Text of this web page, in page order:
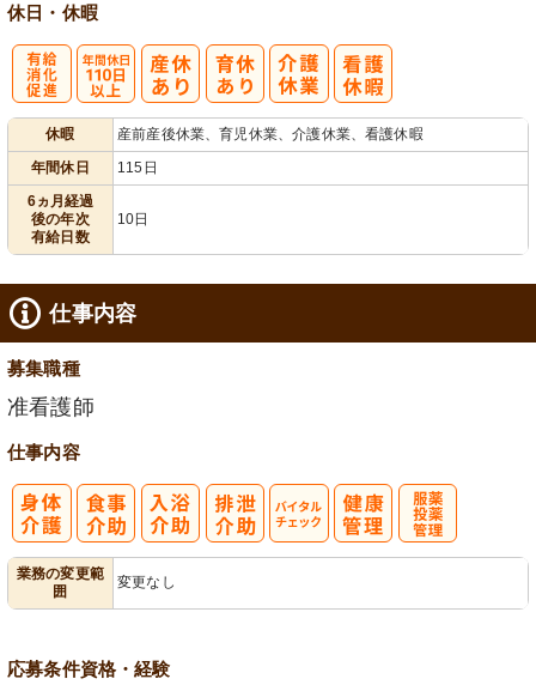
休日・休暇
休暇
産前産後休業、育児休業、介護休業、看護休暇
年間休日
115日
6ヵ月経過
後の年次
有給日数
10日
仕事内容
募集職種
准看護師
仕事内容
業務の変更範
囲
変更なし
応募条件資格・経験